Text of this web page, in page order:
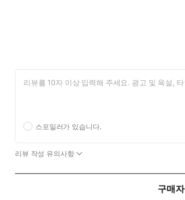
남찬숙은 아이들이 놓인 처지를 현실적으로 그려
우를 힘들게 만든 엄마마저 보듬는다. 어린 시절
어서 자신감도 없고 남 앞에 서면 말도 잘 못하는 아
지요. 사랑을 제대로 받지 못하고 자란 엄마는 마음
으면 하는 욕심을 갖게 되기도 하지요. 이건 아빠들
작가는 책임감에 짓눌려 하루하루를 긴장 속에 사
해지면 무던하게 나아가는 성향이 있는 아이들이
는 세상이 되면 좋겠다는 작가의 바람을 담은 이 이
스포일러가 있습니다.
리뷰 작성 유의사항
구매자